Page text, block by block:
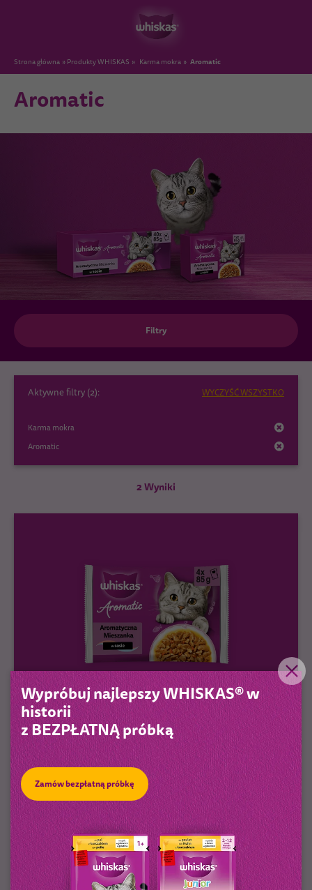
Strona główna Produkty WHISKAS Karma mokra Aromatic
Aromatic
Filtry
Aktywne filtry (2): WYCZYŚĆ WSZYSTKO
Karma mokra
Aromatic
2 Wyniki
Aromatic Aromatyczna mieszanka
w sosie
DOWIEDZ SIĘ WIĘCEJ
KUP TERAZ
Wypróbuj najlepszy WHISKAS® w
historii
z BEZPŁATNĄ próbką
Zamów bezpłatną próbkę